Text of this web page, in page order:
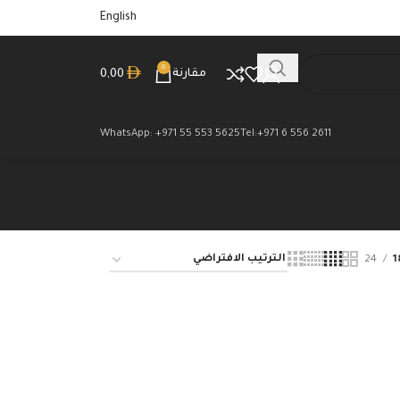
English
مقارنة
0
0,00
Tel:+971 6 556 2611
WhatsApp: +971 55 553 5625
24